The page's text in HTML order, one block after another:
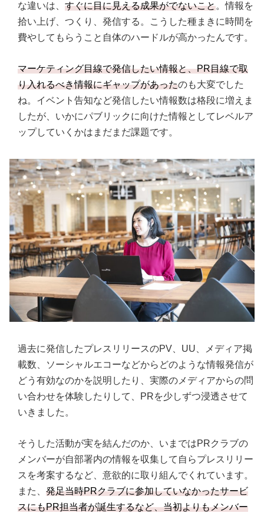
な違いは、 すぐに目に見える成果がでないこと。情報を
拾い上げ、つくり、発信する。こうした種まきに時間を
費やしてもらうこと自体のハードルが高かったんです。
マーケティング目線で発信したい情報と、PR目線で取
り入れるべき情報にギャップがあったのも大変でした
ね。イベント告知など発信したい情報数は格段に増えま
したが、いかにパブリックに向けた情報としてレベルア
ップしていくかはまだまだ課題です。
過去に発信したプレスリリースのPV、UU、メディア掲
載数、ソーシャルエコーなどからどのような情報発信が
どう有効なのかを説明したり、実際のメディアからの問
い合わせを体験したりして、PRを少しずつ浸透させて
いきました。
そうした活動が実を結んだのか、いまではPRクラブの
メンバーが自部署内の情報を収集して自らプレスリリー
スを考案するなど、意欲的に取り組んでくれています。
また、 発足当時PRクラブに参加していなかったサービ
スにもPR担当者が誕生するなど、当初よりもメンバー